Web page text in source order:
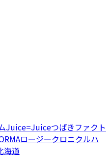
Juice=Juiceつばきファクト
ロージークロニクルハ
海道